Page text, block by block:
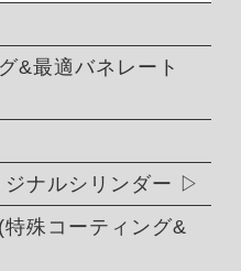
&最適バネレート
ナルシリンダー
殊コーティング&